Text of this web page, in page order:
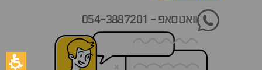
וואטסאפ - 054-3887201